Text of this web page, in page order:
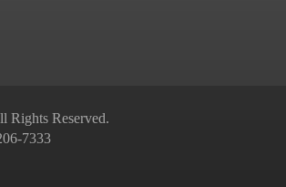
Reserved.
7333